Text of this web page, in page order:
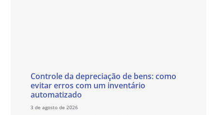
Controle da depreciação de bens: como
evitar erros com um inventário
automatizado
3 de agosto de 2026